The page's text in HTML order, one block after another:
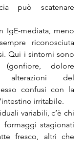
può scatenare
IgE-mediata, meno
riconosciuta
Qui i sintomi sono
dolore
alterazioni del
confusi con la
irritabile.
variabili, c’è chi
stagionati
fresco, altri che